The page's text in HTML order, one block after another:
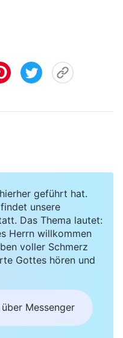
geführt hat.
unsere
Das Thema lautet:
Herrn willkommen
voller Schmerz
Gottes hören und
Messenger